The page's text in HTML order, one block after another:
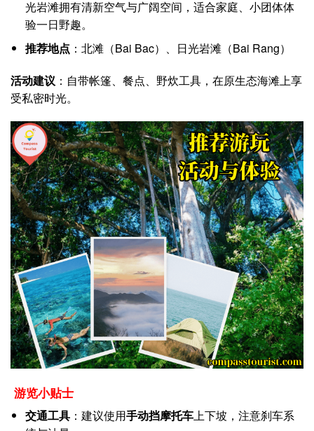
光岩滩拥有清新空气与广阔空间，适合家庭、小团体体
验一日野趣。
推荐地点 ：北滩（Bai Bac）、日光岩滩（Bai Rang）
活动建议 ：自带帐篷、餐点、野炊工具，在原生态海滩上享
受私密时光。
游览小贴士
交通工具：建议使用手动挡摩托车上下坡，注意刹车系